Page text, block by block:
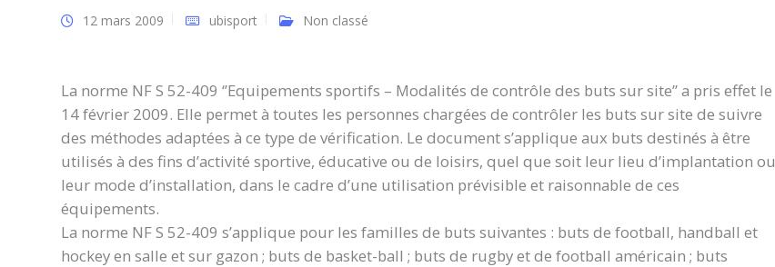
12 mars 2009 ubisport Non classé
La norme NF S 52-409 ‘’Equipements sportifs – Modalités de contrôle des buts sur site’’ a pris effet le
14 février 2009. Elle permet à toutes les personnes chargées de contrôler les buts sur site de suivre
des méthodes adaptées à ce type de vérification. Le document s’applique aux buts destinés à être
utilisés à des fins d’activité sportive, éducative ou de loisirs, quel que soit leur lieu d’implantation ou
leur mode d’installation, dans le cadre d’une utilisation prévisible et raisonnable de ces
équipements.
La norme NF S 52-409 s’applique pour les familles de buts suivantes : buts de football, handball et
hockey en salle et sur gazon ; buts de basket-ball ; buts de rugby et de football américain ; buts